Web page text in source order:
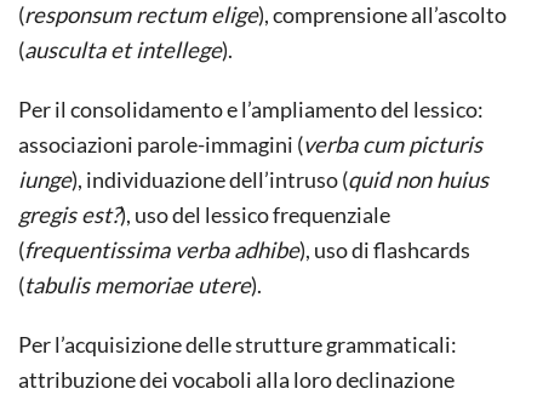
(responsum rectum elige), comprensione all’ascolto
(ausculta et intellege).
Per il consolidamento e l’ampliamento del lessico:
associazioni parole-immagini (verba cum picturis
iunge), individuazione dell’intruso (quid non huius
gregis est?), uso del lessico frequenziale
(frequentissima verba adhibe), uso di flashcards
(tabulis memoriae utere).
Per l’acquisizione delle strutture grammaticali:
attribuzione dei vocaboli alla loro declinazione